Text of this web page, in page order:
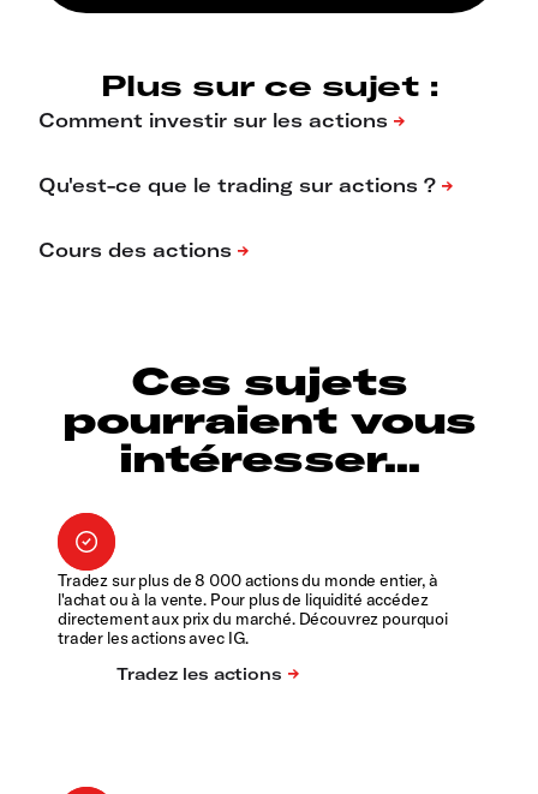
Plus sur ce sujet :
Ces sujets
pourraient vous
intéresser...
Tradez sur plus de 8 000 actions du monde entier, à
l'achat ou à la vente. Pour plus de liquidité accédez
directement aux prix du marché. Découvrez pourquoi
trader les actions avec IG.